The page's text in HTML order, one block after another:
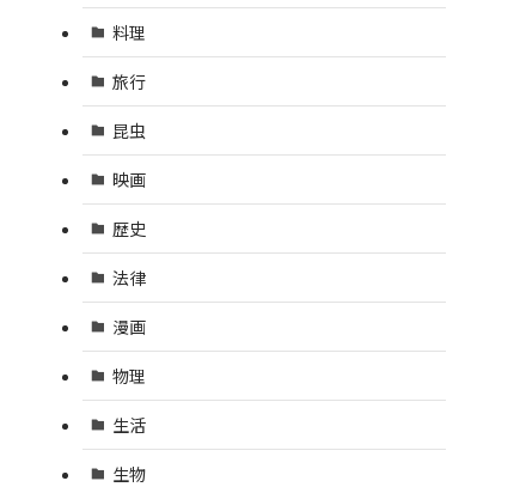
料理
旅行
昆虫
映画
歴史
法律
漫画
物理
生活
生物